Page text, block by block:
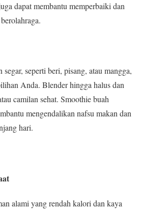
dapat membantu memperbaiki dan
seperti beri, pisang, atau mangga,
Anda. Blender hingga halus dan
camilan sehat. Smoothie buah
mengendalikan nafsu makan dan
hari.
alami yang rendah kalori dan kaya